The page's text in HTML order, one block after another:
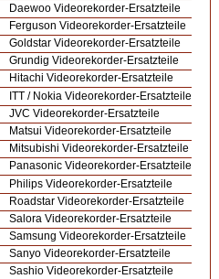
Daewoo Videorekorder-Ersatzteile
Ferguson Videorekorder-Ersatzteile
Goldstar Videorekorder-Ersatzteile
Grundig Videorekorder-Ersatzteile
Hitachi Videorekorder-Ersatzteile
ITT / Nokia Videorekorder-Ersatzteile
JVC Videorekorder-Ersatzteile
Matsui Videorekorder-Ersatzteile
Mitsubishi Videorekorder-Ersatzteile
Panasonic Videorekorder-Ersatzteile
Philips Videorekorder-Ersatzteile
Roadstar Videorekorder-Ersatzteile
Salora Videorekorder-Ersatzteile
Samsung Videorekorder-Ersatzteile
Sanyo Videorekorder-Ersatzteile
Sashio Videorekorder-Ersatzteile